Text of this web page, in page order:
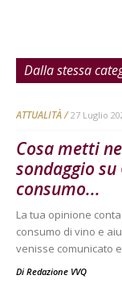
Dalla stessa
ATTUALITÀ 27 Luglio
Cosa metti
sondaggio su
consumo...
La tua opinione
consumo di vino e
venisse comunicato
Di Redazione VVQ